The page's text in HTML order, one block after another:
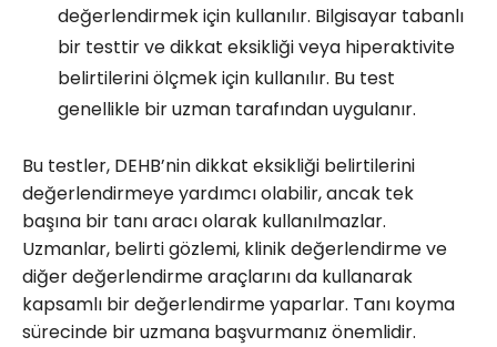
değerlendirmek için kullanılır. Bilgisayar tabanlı
bir testtir ve dikkat eksikliği veya hiperaktivite
belirtilerini ölçmek için kullanılır. Bu test
genellikle bir uzman tarafından uygulanır.
Bu testler, DEHB’nin dikkat eksikliği belirtilerini
değerlendirmeye yardımcı olabilir, ancak tek
başına bir tanı aracı olarak kullanılmazlar.
Uzmanlar, belirti gözlemi, klinik değerlendirme ve
diğer değerlendirme araçlarını da kullanarak
kapsamlı bir değerlendirme yaparlar. Tanı koyma
sürecinde bir uzmana başvurmanız önemlidir.